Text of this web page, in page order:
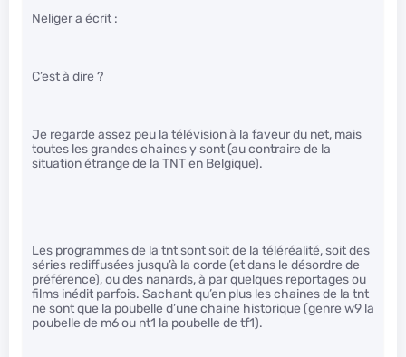
Neliger a écrit :
C’est à dire ?
Je regarde assez peu la télévision à la faveur du net, mais
toutes les grandes chaines y sont (au contraire de la
situation étrange de la TNT en Belgique).
Les programmes de la tnt sont soit de la téléréalité, soit des
séries rediffusées jusqu’à la corde (et dans le désordre de
préférence), ou des nanards, à par quelques reportages ou
films inédit parfois. Sachant qu’en plus les chaines de la tnt
ne sont que la poubelle d’une chaine historique (genre w9 la
poubelle de m6 ou nt1 la poubelle de tf1).